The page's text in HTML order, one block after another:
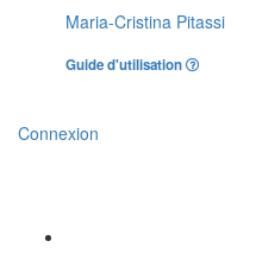
Maria-Cristina Pitassi
Guide d'utilisation
Connexion